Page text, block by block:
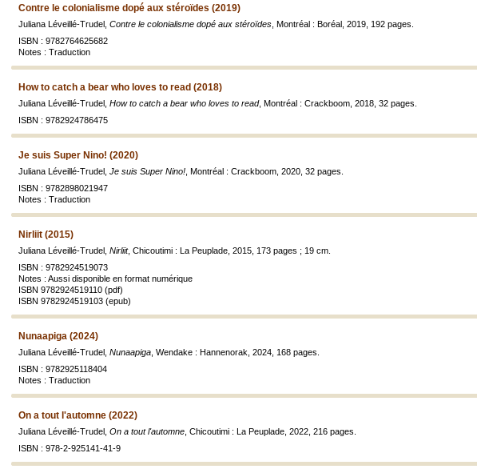
Contre le colonialisme dopé aux stéroïdes (2019)
Juliana Léveillé-Trudel, Contre le colonialisme dopé aux stéroïdes , Montréal : Boréal, 2019, 192 pages.
ISBN : 9782764625682
Notes : Traduction
How to catch a bear who loves to read (2018)
Juliana Léveillé-Trudel, How to catch a bear who loves to read, Montréal : Crackboom, 2018, 32 pages.
ISBN : 9782924786475
Je suis Super Nino! (2020)
Juliana Léveillé-Trudel, Je suis Super Nino! , Montréal : Crackboom, 2020, 32 pages.
ISBN : 9782898021947
Notes : Traduction
Nirliit (2015)
Juliana Léveillé-Trudel, Nirliit, Chicoutimi : La Peuplade, 2015, 173 pages ; 19 cm.
ISBN : 9782924519073
Notes : Aussi disponible en format numérique
ISBN 9782924519110 (pdf)
ISBN 9782924519103 (epub)
Nunaapiga (2024)
Juliana Léveillé-Trudel, Nunaapiga , Wendake : Hannenorak, 2024, 168 pages.
ISBN : 9782925118404
Notes : Traduction
On a tout l'automne (2022)
Juliana Léveillé-Trudel, On a tout l'automne , Chicoutimi : La Peuplade, 2022, 216 pages.
ISBN : 978-2-925141-41-9